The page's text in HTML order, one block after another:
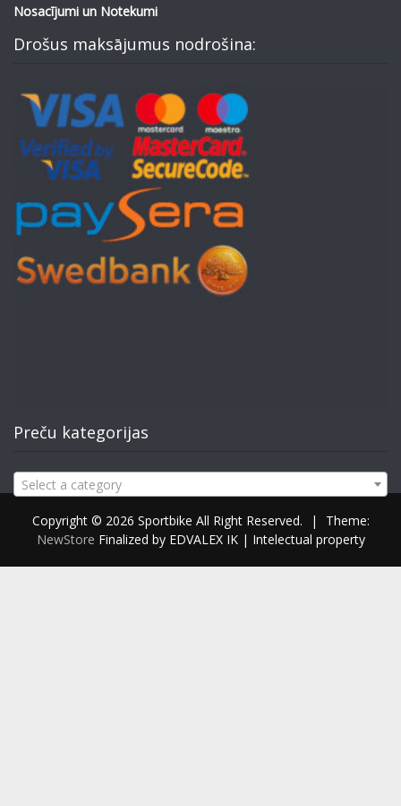
Nosacījumi un Notekumi
Drošus maksājumus nodrošina:
Preču kategorijas
Select a category
Copyright © 2026 Sportbike All Right Reserved. |
Theme:
NewStore Finalized by EDVALEX IK | Intelectual property